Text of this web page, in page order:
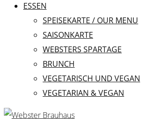
ESSEN
SPEISEKARTE / OUR MENU
SAISONKARTE
WEBSTERS SPARTAGE
BRUNCH
VEGETARISCH UND VEGAN
VEGETARIAN & VEGAN